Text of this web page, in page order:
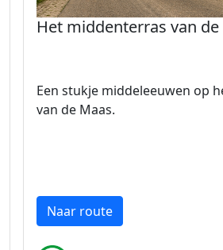
Het middenterras van de
Een stukje middeleeuwen op
van de Maas.
Naar route